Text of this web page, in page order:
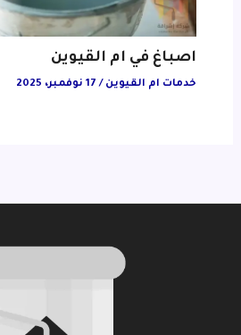
اصباغ في ام القيوين
خدمات ام القيوين / 17 نوفمبر، 2025